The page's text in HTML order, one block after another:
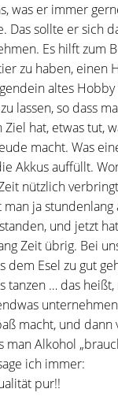
was er immer
Das sollte er sich
Es hilft zum
zu haben, einen
altes
lassen, so dass
hat, etwas tut,
macht. Was
Akkus auffüllt.
nützlich
man ja stundenlang
und jetzt
Zeit übrig. Bei
dem Esel zu gut
tanzen … das heißt,
macht, und dann
man Alkohol
ich immer:
pur!!